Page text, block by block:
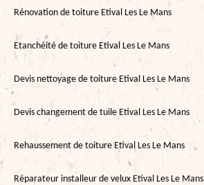
Rénovation de toiture Etival Les Le Mans
Etanchéité de toiture Etival Les Le Mans
Devis nettoyage de toiture Etival Les Le Mans
Devis changement de tuile Etival Les Le Mans
Rehaussement de toiture Etival Les Le Mans
Réparateur installeur de velux Etival Les Le Mans